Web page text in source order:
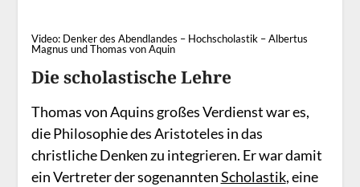
Video: Denker des Abendlandes – Hochscholastik – Albertus
Magnus und Thomas von Aquin
Die scholastische Lehre
Thomas von Aquins großes Verdienst war es,
die Philosophie des Aristoteles in das
christliche Denken zu integrieren. Er war damit
ein Vertreter der sogenanntenScholastik, eine